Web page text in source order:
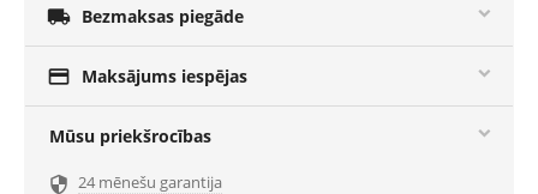
 Bezmaksas piegāde
 Maksājums iespējas
Mūsu priekšrocības
 24 mēnešu garantija